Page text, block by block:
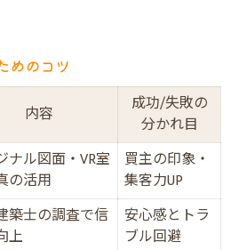
めのコツ
内容
成功/失敗の
分かれ目
ナル図面・VR室
の活用
買主の印象・
集客力UP
築士の調査で信
上
安心感とトラ
ブル回避